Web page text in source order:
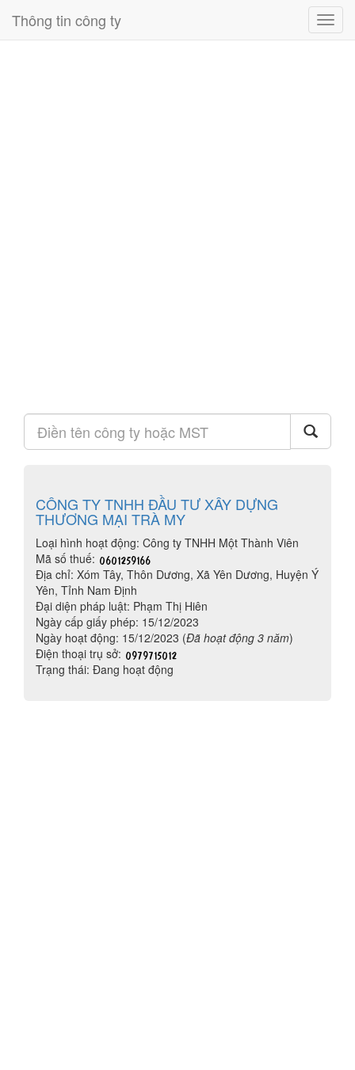
Thông tin công ty
CÔNG TY TNHH ĐẦU TƯ XÂY DỰNG
THƯƠNG MẠI TRÀ MY
Loại hình hoạt động: Công ty TNHH Một Thành Viên
Mã số thuế:
Địa chỉ: Xóm Tây, Thôn Dương, Xã Yên Dương, Huyện Ý
Yên, Tỉnh Nam Định
Đại diện pháp luật: Phạm Thị Hiên
Ngày cấp giấy phép: 15/12/2023
Ngày hoạt động: 15/12/2023 (Đã hoạt động 3 năm)
Điện thoại trụ sở:
Trạng thái: Đang hoạt động